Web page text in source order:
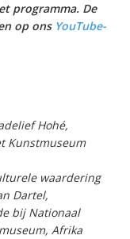
programma. De
op ons YouTube-
Hohé,
Kunstmuseum
waardering
Dartel,
bij Nationaal
Afrika